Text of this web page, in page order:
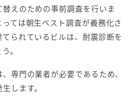
えのための事前調査を行いま
ては朝生ベスト調査が義務化さ
られているビルは、耐震診断を
。
専門の業者が必要であるため、
します。